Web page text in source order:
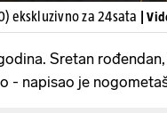
ekskluzivno za 24sata |
Sretan
- napisao je